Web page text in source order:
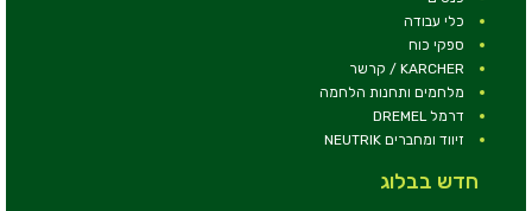
כלי עבודה
ספקי כוח
KARCHER / קרשר
מלחמים ותחנות הלחמה
דרמל DREMEL
זיווד ומחברים NEUTRIK
חדש בבלוג